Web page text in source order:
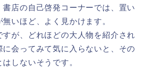
書店の自己啓発コーナーでは、置い
いほど、よく見かけます。
すが、どれほどの大人物を紹介され
に会ってみて気に入らないと、その
しないそうです。